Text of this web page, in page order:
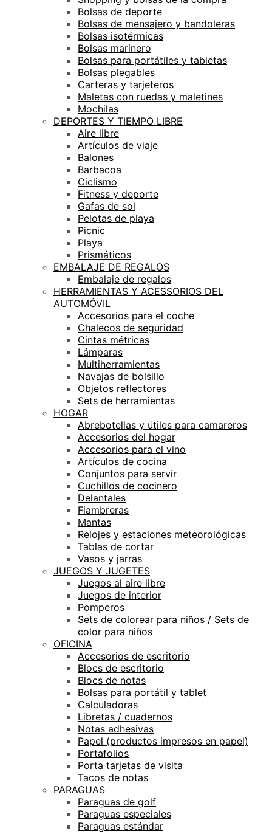
Bolsas de deporte
Bolsas de mensajero y bandoleras
Bolsas isotérmicas
Bolsas marinero
Bolsas para portátiles y tabletas
Bolsas plegables
Carteras y tarjeteros
Maletas con ruedas y maletines
Mochilas
DEPORTES Y TIEMPO LIBRE
Aire libre
Artículos de viaje
Balones
Barbacoa
Ciclismo
Fitness y deporte
Gafas de sol
Pelotas de playa
Picnic
Playa
Prismáticos
EMBALAJE DE REGALOS
Embalaje de regalos
HERRAMIENTAS Y ACESSORIOS DEL
AUTOMÓVIL
Accesorios para el coche
Chalecos de seguridad
Cintas métricas
Lámparas
Multiherramientas
Navajas de bolsillo
Objetos reflectores
Sets de herramientas
HOGAR
Abrebotellas y útiles para camareros
Accesorios del hogar
Accesorios para el vino
Artículos de cocina
Conjuntos para servir
Cuchillos de cocinero
Delantales
Fiambreras
Mantas
Relojes y estaciones meteorológicas
Tablas de cortar
Vasos y jarras
JUEGOS Y JUGETES
Juegos al aire libre
Juegos de interior
Pomperos
Sets de colorear para niños / Sets de
color para niños
OFICINA
Accesorios de escritorio
Blocs de escritorio
Blocs de notas
Bolsas para portátil y tablet
Calculadoras
Libretas / cuadernos
Notas adhesivas
Papel (productos impresos en papel)
Portafolios
Porta tarjetas de visita
Tacos de notas
PARAGUAS
Paraguas de golf
Paraguas especiales
Paraguas estándar